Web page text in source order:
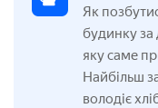
Як
будинку
яку саме
Найбільш
володіє